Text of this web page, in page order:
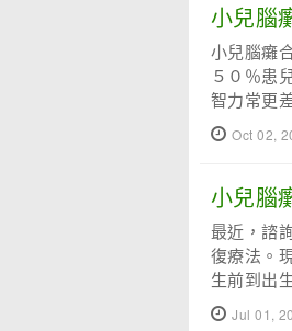
小兒腦
小兒腦癱
５０％患
智力常更
Oct 02,
小兒腦
最近，諮
復療法。
生前到出
Jul 01,